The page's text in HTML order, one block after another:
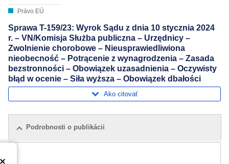
Právo EÚ
Sprawa T-159/23: Wyrok Sądu z dnia 10 stycznia 2024
r. – VN/Komisja Służba publiczna – Urzędnicy –
Zwolnienie chorobowe – Nieusprawiedliwiona
nieobecność – Potrącenie z wynagrodzenia – Zasada
bezstronności – Obowiązek uzasadnienia – Oczywisty
błąd w ocenie – Siła wyższa – Obowiązek dbałości
Ako citovať
Podrobnosti o publikácii